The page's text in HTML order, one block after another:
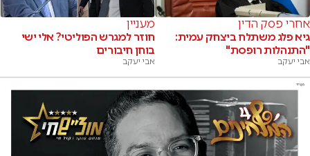
אחרי פסק הדין
גיא פלג משתלח ביצחק עמית:
"התנהלות רופסת"
אבי יעקב
מעניין
חוזר למגרש הפוליטי? אלי ישי
בוחן חיבורים
אבי יעקב